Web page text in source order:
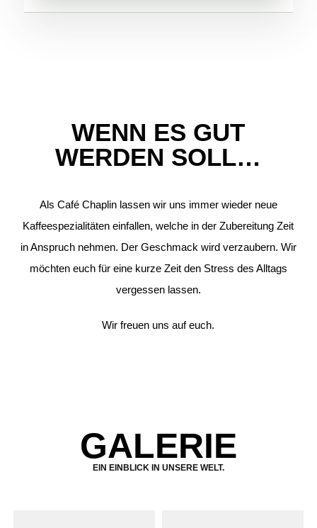
WENN ES GUT
WERDEN SOLL…
Als Café Chaplin lassen wir uns immer wieder neue
Kaffeespezialitäten einfallen, welche in der Zubereitung Zeit
in Anspruch nehmen. Der Geschmack wird verzaubern. Wir
möchten euch für eine kurze Zeit den Stress des Alltags
vergessen lassen.
Wir freuen uns auf euch.
GALERIE
EIN EINBLICK IN UNSERE WELT.